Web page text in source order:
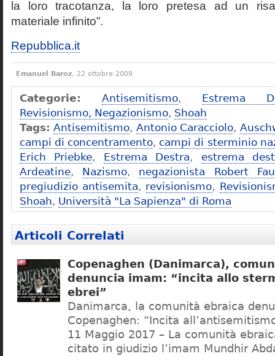
la loro tracotanza, la loro pretesa ad un
materiale infinito”.
Repubblica.it
Emanuel Baroz, 22 ottobre 2009
Categorie: Antisemitismo, Estrema
Revisionismo, Negazionismo, Shoah
Tags: Antisemitismo, Antonio Caracciolo,
campi di concentramento, campi di sterminio
Erich Priebke, Estrema Destra, estrema
Ardeatine, Nazismo, negazionista Robert
pregiudizio antisemita, revisionismo,
Shoah, Università "La Sapienza" di Roma
Articoli Correlati
Copenaghen (Danimarca),
denuncia imam: “incita allo
ebrei”
Danimarca, la comunità ebraica
Copenaghen: “Incita
11 Maggio 2017 – La comunità
citato in giudizio l’imam Mundhir